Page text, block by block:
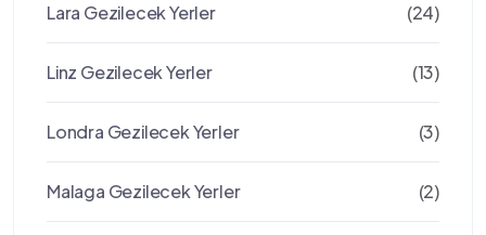
Lara Gezilecek Yerler (24)
Linz Gezilecek Yerler (13)
Londra Gezilecek Yerler (3)
Malaga Gezilecek Yerler (2)